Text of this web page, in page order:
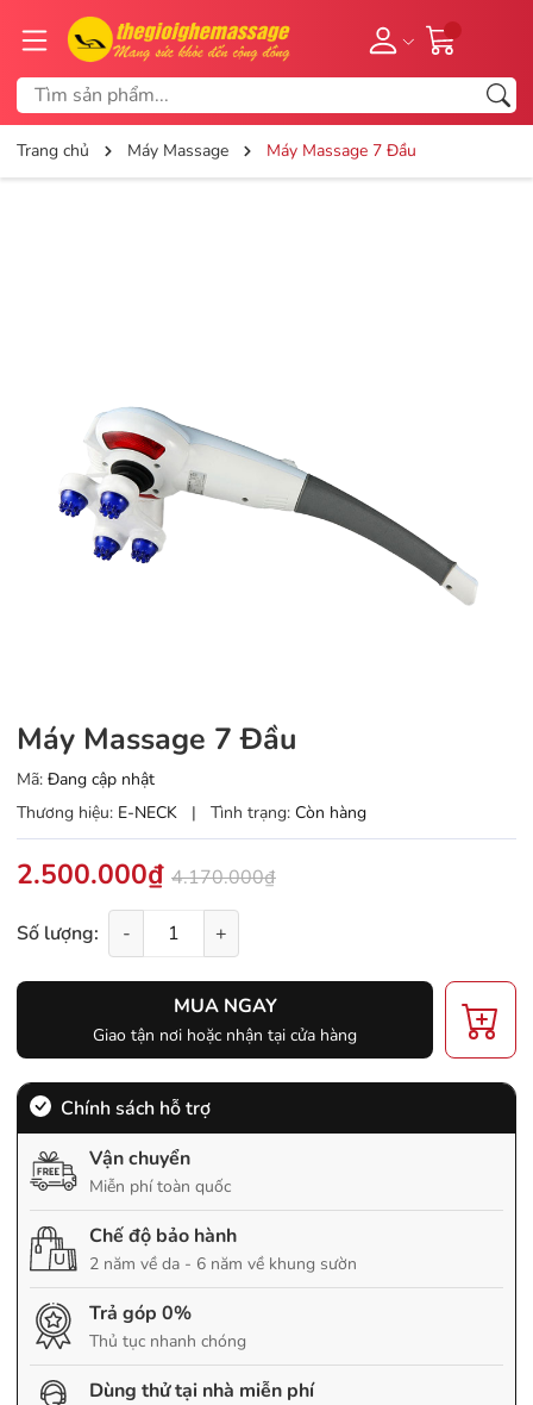
Trang chủ Máy Massage Máy Massage 7 Đầu
Máy Massage 7 Đầu
Mã: Đang cập nhật
Thương hiệu: E-NECK | Tình trạng: Còn hàng
2.500.000₫ 4.170.000₫
Số lượng: - +
MUA NGAY
Giao tận nơi hoặc nhận tại cửa hàng
Chính sách hỗ trợ
Vận chuyển
Miễn phí toàn quốc
Chế độ bảo hành
2 năm về da - 6 năm về khung sườn
Trả góp 0%
Thủ tục nhanh chóng
Dùng thử tại nhà miễn phí